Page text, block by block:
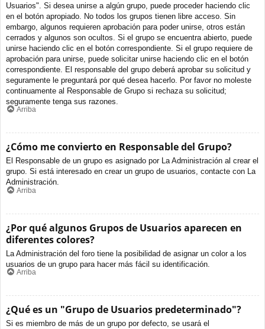
Usuarios". Si desea unirse a algún grupo, puede proceder haciendo clic
en el botón apropiado. No todos los grupos tienen libre acceso. Sin
embargo, algunos requieren aprobación para poder unirse, otros están
cerrados y algunos son ocultos. Si el grupo se encuentra abierto, puede
unirse haciendo clic en el botón correspondiente. Si el grupo requiere de
aprobación para unirse, puede solicitar unirse haciendo clic en el botón
correspondiente. El responsable del grupo deberá aprobar su solicitud y
seguramente le preguntará por qué desea hacerlo. Por favor no moleste
continuamente al Responsable de Grupo si rechaza su solicitud;
seguramente tenga sus razones.
Arriba
¿Cómo me convierto en Responsable del Grupo?
El Responsable de un grupo es asignado por La Administración al crear el
grupo. Si está interesado en crear un grupo de usuarios, contacte con La
Administración.
Arriba
¿Por qué algunos Grupos de Usuarios aparecen en
diferentes colores?
La Administración del foro tiene la posibilidad de asignar un color a los
usuarios de un grupo para hacer más fácil su identificación.
Arriba
¿Qué es un "Grupo de Usuarios predeterminado"?
Si es miembro de más de un grupo por defecto, se usará el